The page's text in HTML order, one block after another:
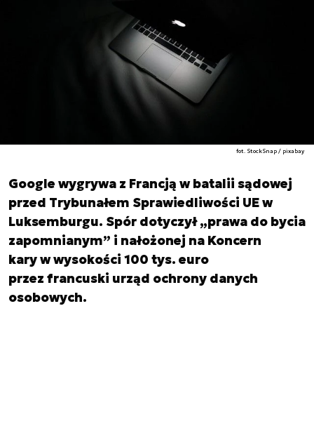
fot. StockSnap / pixabay
Google wygrywa z Francją w batalii sądowej
przed Trybunałem Sprawiedliwości UE w
Luksemburgu. Spór dotyczył „prawa do bycia
zapomnianym” i nałożonej na Koncern
kary w wysokości 100 tys. euro
przez francuski urząd ochrony danych
osobowych.